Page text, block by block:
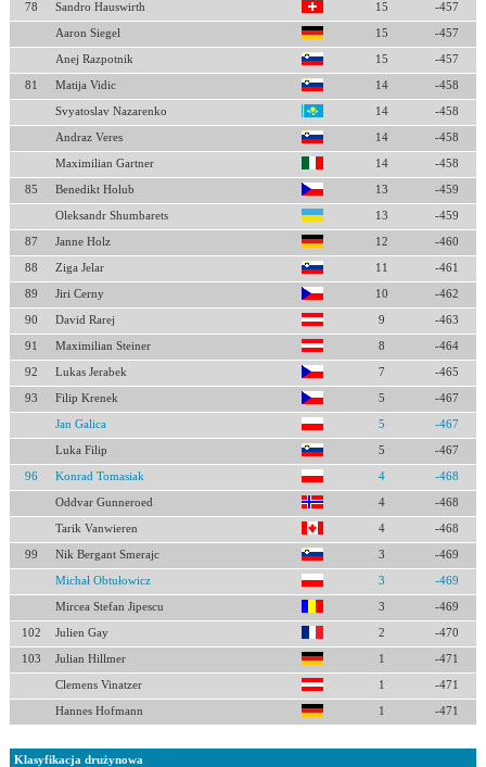
78 Sandro Hauswirth 15 -457
Aaron Siegel 15 -457
Anej Razpotnik 15 -457
81 Matija Vidic 14 -458
Svyatoslav Nazarenko 14 -458
Andraz Veres 14 -458
Maximilian Gartner 14 -458
85 Benedikt Holub 13 -459
Oleksandr Shumbarets 13 -459
87 Janne Holz 12 -460
88 Ziga Jelar 11 -461
89 Jiri Cerny 10 -462
90 David Rarej 9 -463
91 Maximilian Steiner 8 -464
92 Lukas Jerabek 7 -465
93 Filip Krenek 5 -467
Jan Galica 5 -467
Luka Filip 5 -467
96 Konrad Tomasiak 4 -468
Oddvar Gunneroed 4 -468
Tarik Vanwieren 4 -468
99 Nik Bergant Smerajc 3 -469
Michał Obtułowicz 3 -469
Mircea Stefan Jipescu 3 -469
102 Julien Gay 2 -470
103 Julian Hillmer 1 -471
Clemens Vinatzer 1 -471
Hannes Hofmann 1 -471
Klasyfikacja drużynowa